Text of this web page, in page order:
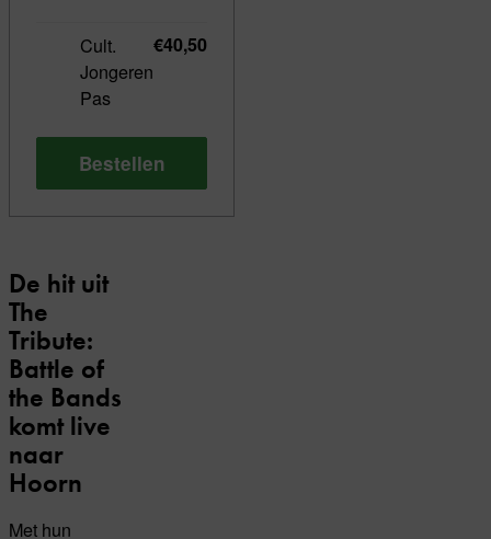
Cult.
Jongeren
Pas
€40,50
Bestellen
De hit uit
The
Tribute:
Battle of
the Bands
komt live
naar
Hoorn
Met hun